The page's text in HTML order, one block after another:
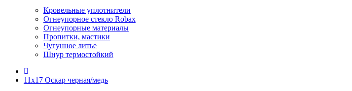
Кровельные уплотнители
Огнеупорное стекло Robax
Огнеупорные материалы
Пропитки, мастики
Чугунное литье
Шнур термостойкий
11х17 Оскар черная/медь